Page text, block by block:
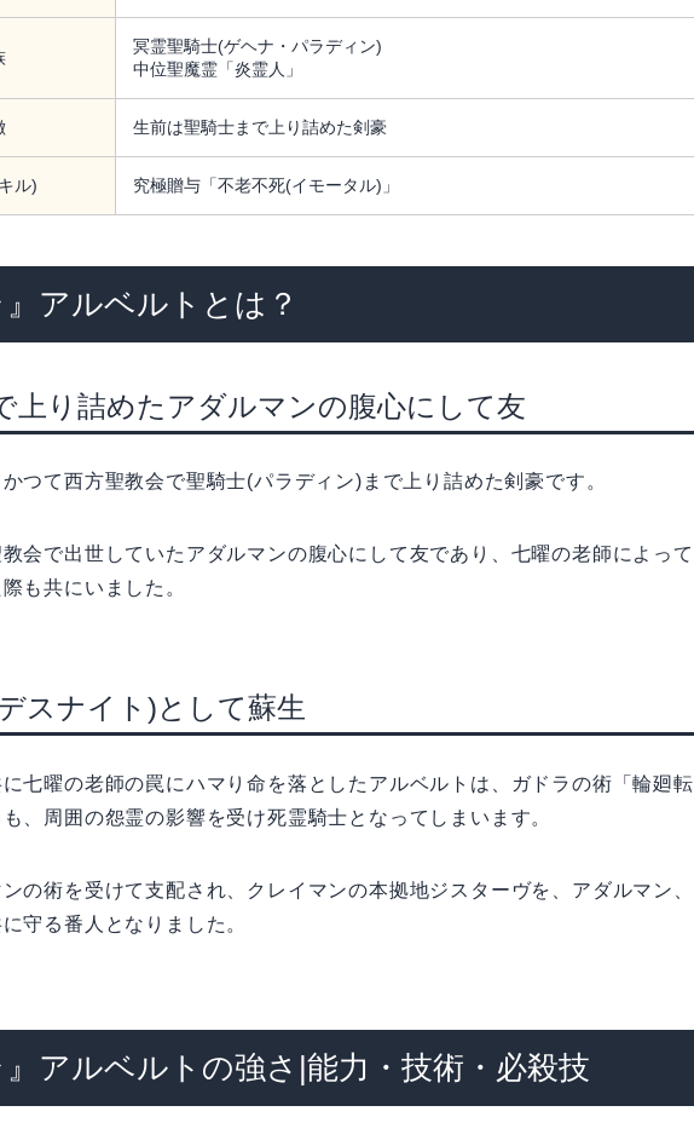
冥霊聖騎士(ゲヘナ・パラディン)
中位聖魔霊「炎霊人」
生前は聖騎士まで上り詰めた剣豪
ル) 究極贈与「不老不死(イモータル)」
』アルベルトとは？
上り詰めたアダルマンの腹心にして友
つて西方聖教会で聖騎士(パラディン)まで上り詰めた剣豪です。
会で出世していたアダルマンの腹心にして友であり、七曜の老師によって
も共にいました。
スナイト)として蘇生
七曜の老師の罠にハマり命を落としたアルベルトは、ガドラの術「輪廻転
、周囲の怨霊の影響を受け死霊騎士となってしまいます。
の術を受けて支配され、クレイマンの本拠地ジスターヴを、アダルマン、
守る番人となりました。
』アルベルトの強さ|能力・技術・必殺技